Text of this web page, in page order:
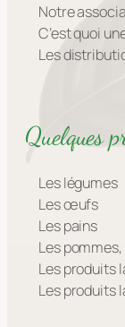
Notre
C’est quoi
Les
Quelques
Les légumes
Les œufs
Les pains
Les
Les produits
Les produits